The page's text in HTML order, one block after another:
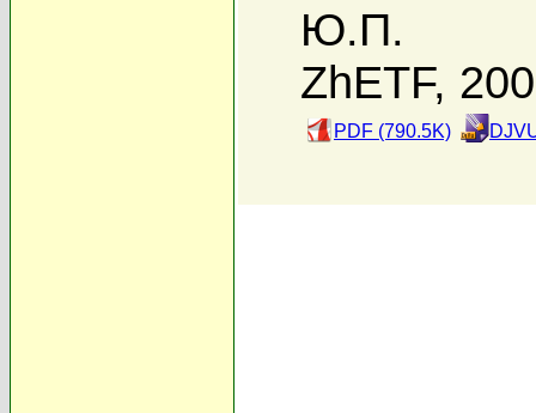
Ю.П.
ZhETF,
PDF (790.5K)